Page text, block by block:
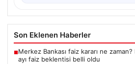
Son Eklenen Haberler
■Merkez Bankası faiz kararı ne
ayı faiz beklentisi belli oldu